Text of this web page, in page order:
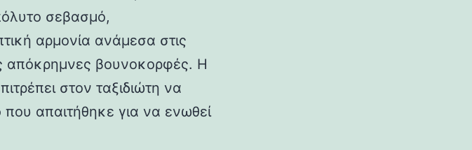
σεβασμό,
αρμονία ανάμεσα στις
απόκρημνες βουνοκορφές. Η
στον ταξιδιώτη να
απαιτήθηκε για να ενωθεί